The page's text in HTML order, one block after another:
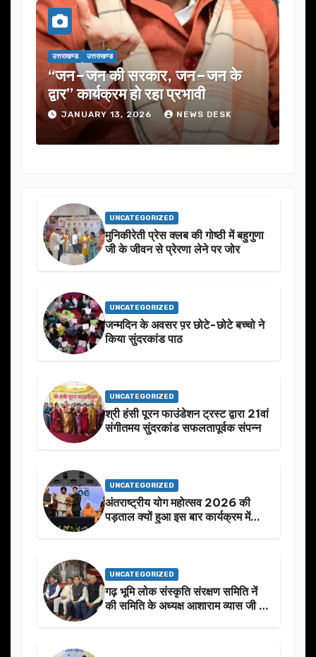
उत्तराखण्ड
की सरकार, जन–जन के
कार्यक्रम हो रहा प्रभावी
JANUARY 13, 2026 NEWS DESK
उत्तराखण्ड उत्तराखण्ड
यूजेवीएन
में कई अहम
JANUARY
UNCATEGORIZED
मुनिकीरेती प्रेस क्लब की गोष्ठी में बहुगुणा
जी के जीवन से प्रेरणा लेने पर जोर
UNCATEGORIZED
जन्मदिन के अवसर प़र छोटे-छोटे बच्चो ने
किया सुंदरकांड पाठ
UNCATEGORIZED
श्री हंसी पूरन फाउंडेशन ट्रस्ट द्वारा 21वां
संगीतमय सुंदरकांड सफलतापूर्वक संपन्न
UNCATEGORIZED
अंतराष्ट्रीय योग महोत्सव 2026 की
पड़ताल क्यों हुआ इस बार कार्यक्रम में
UNCATEGORIZED
गढ़ भूमि लोक संस्कृति संरक्षण समिति नें
की समिति के अध्यक्ष आशाराम व्यास जी के